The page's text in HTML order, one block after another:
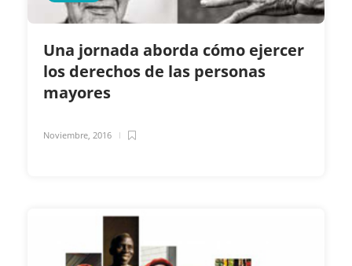
Una jornada aborda cómo ejercer
los derechos de las personas
mayores
Noviembre, 2016